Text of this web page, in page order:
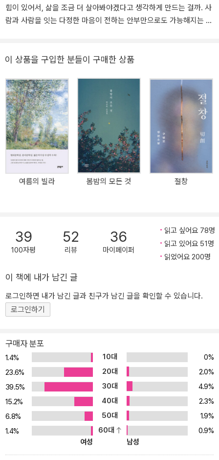
힘이 있어서, 삶을 조금 더 살아봐야겠다고 생각하게 만드는 걸까. 사
람과 사람을 잇는 다정한 마음이 전하는 안부만으로도 가능해지는 삶
발표하는 작품마다 흔들림 없는 기량을 보여주며 평단과 독자의 신뢰
간되었다. 2011년 데뷔한 이래 세 권의 소설집과 한 권의 중편소설,
짧은 소설들과 산문을 발표하는 동안 조급해하지 않고 장편의 그릇에
담고 싶은 이야기를 기다린 그가 등단 12년 만에 펴내는 첫 장편소설
인 만큼 이 작품의 탄생이 더욱 반갑고 귀하다. 『눈부신 안부』는 202
1년 봄부터 2022년 봄까지 계간 『문학동네』에 ‘이토록 아름다운’이
라는 제목으로 절찬리에 연재되었다. 작가는 특유의 성실하고 꼼꼼한
소설쓰기로 연재와 개고에 임한 끝에 지극히 완성도 높고 아름다운
첫 장편을 자신의 이력에 추가하게 되었다. 백수린은 첫 소설집 『폴링
인 폴』에서 일찍이 “충실한 기본기”는 물론 “안정적인 보조와 감각으
싶다고 마음먹”(소설가 김연수)게 되는 순간을 포착하며 더 넓은 세
계로 나아가고자 하는 주제의식을 더욱 섬세하게 벼려냈다. 그리고
작가에게 2020 한국일보문학상을 안겨준 세번째 소설집 『여름의 빌
라』로 “인생의 불가사의에 대해 가장 우아하게 말하는 법. 그런 걸 찾
가해한 아름다움을 문장 위에서 구현하는 독보적인 감각을 드러내 보
였다. 『눈부신 안부』는 백수린이 그간 이루어낸 이러한 성취가 집대
인해 스스로를 용서하지 못하던 한 인물이 어른이 된 후 한층 품 넓은
시야로 서툴렀던 자신을 받아들이는 과정을 좇는다. 차분하게 쌓여가
는 서사 속에서 스스로의 힘으로 진정한 치유와 성장에 도달하려는
한 인간의 미더운 움직임이 백수린의 다정한 문장으로 그려진다. 읽
어나가는 것만으로도 마음에 아름다운 결이 지고, 나를 둘러싼 세계
가 확장되는 근사한 기분을 느낄 수 있는 이 작품은 지금까지의 백수
린 소설세계의 결정판이라 할 수 있다. 타국에서 자신이 있을 곳을 홀
로 마련해야 했던 한 아이를 다정히 보듬어준 파독간호사 여성들 그
들에 대한 기억을 되살리고, 넓어진 시야로 유년을 바라보면서 과거
의 그림자에서 벗어나보려는 진중한 발걸음 『눈부신 안부』의 책장을
이 상품을 구입한 분들이 구매한 상품
여름의 빌라 봄밤의 모든 것 절창
39
100자평
52
리뷰
36
마이페이퍼
읽고 싶어요 78명
읽고 있어요 51명
읽었어요 200명
이 책에 내가 남긴 글
로그인하면 내가 남긴 글과 친구가 남긴 글을 확인할 수 있습니다.
로그인하기
구매자 분포
1.4% 10대
0%
23.6%
20대
2.0%
39.5%
30대
4.9%
15.2%
40대
2.3%
6.8%
50대
1.9%
1.4%
60대
0.9%
여성
남성